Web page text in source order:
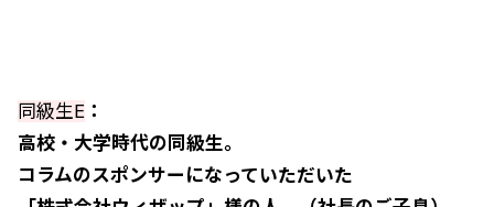
同級生E ：
高校・大学時代の同級生。
コラムのスポンサーになっていただいた